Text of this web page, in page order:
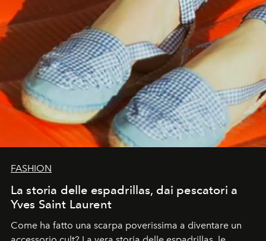
FASHION
La storia delle espadrillas, dai pescatori a
Yves Saint Laurent
Come ha fatto una scarpa poverissima a diventare un